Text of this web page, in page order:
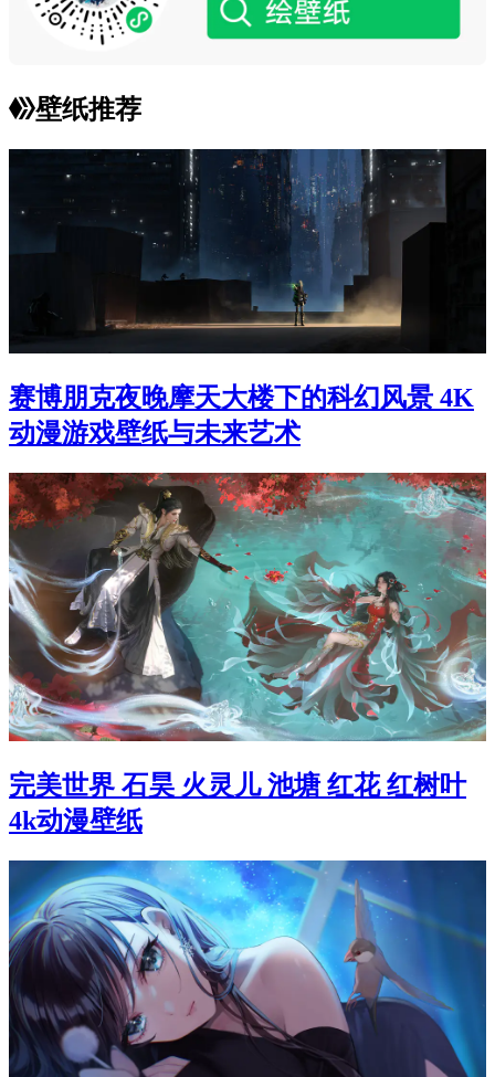
壁纸推荐
赛博朋克夜晚摩天大楼下的科幻风景 4K
动漫游戏壁纸与未来艺术
完美世界 石昊 火灵儿 池塘 红花 红树叶
4k动漫壁纸